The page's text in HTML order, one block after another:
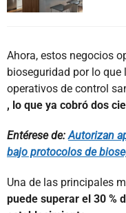
Ahora, estos negocios
bioseguridad por lo
operativos de control
, lo que ya cobró dos
Entérese de:Autorizan
bajo protocolos de
Una de las principales
puede superar el 30 %